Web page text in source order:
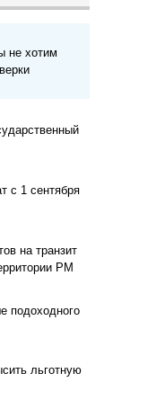
не хотим
с 1 сентября
на транзит
РМ
подоходного
льготную